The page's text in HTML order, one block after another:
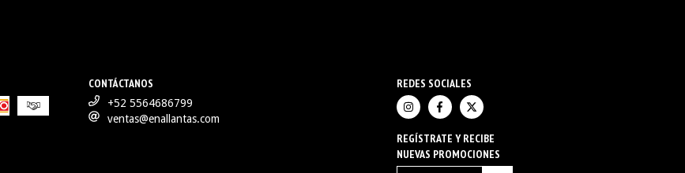
CONTÁCTANOS
+52 5564686799
ventas@enallantas.com
REDES SOCIALES
REGÍSTRATE Y RECIBE
NUEVAS PROMOCIONES